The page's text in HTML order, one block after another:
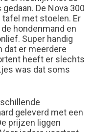
De Nova 300
met stoelen. Er
hondenmand en
Super handig
dat er meerdere
heeft er slechts
was dat soms
geleverd met een
prijzen liggen